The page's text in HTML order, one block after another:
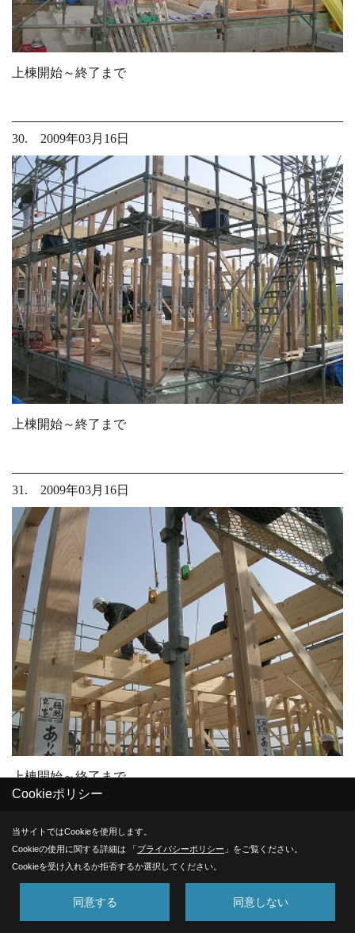
上棟開始～終了まで
30. 2009年03月16日
上棟開始～終了まで
31. 2009年03月16日
上棟開始～終了まで
32. 2009年03月16日
Cookieポリシー
当サイトではCookieを使用します。
Cookieの使用に関する詳細は 「プライバシーポリシー 」をご覧ください。
Cookieを受け入れるか拒否するか選択してください。
同意する 同意しない